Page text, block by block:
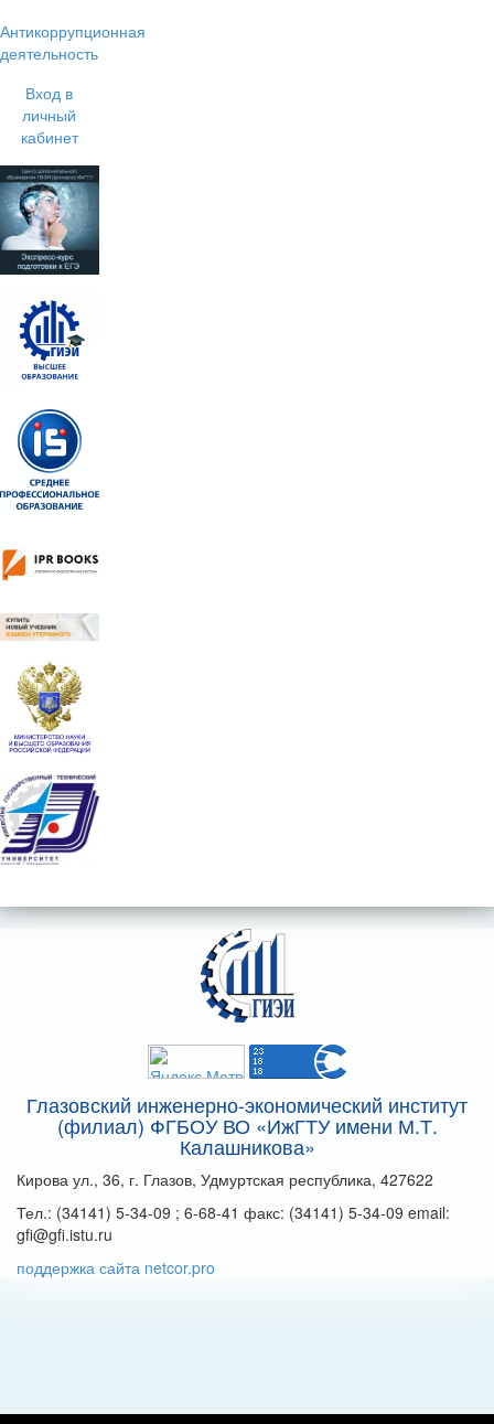
Антикоррупционная
деятельность
Вход в
личный
кабинет
Глазовский инженерно-экономический институт
(филиал) ФГБОУ ВО «ИжГТУ имени М.Т.
Калашникова»
Кирова ул., 36, г. Глазов, Удмуртская республика, 427622
Тел.: (34141) 5-34-09 ; 6-68-41 факс: (34141) 5-34-09 email:
gfi@gfi.istu.ru
поддержка сайта netcor.pro